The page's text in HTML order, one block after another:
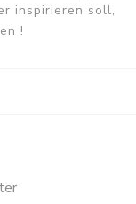
inspirieren soll,
!